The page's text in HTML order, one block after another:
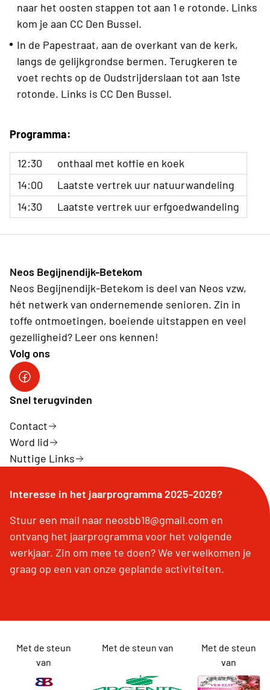
naar het oosten stappen tot aan 1 e rotonde. Links
kom je aan CC Den Bussel.
In de Papestraat, aan de overkant van de kerk,
langs de gelijkgrondse bermen. Terugkeren te
voet rechts op de Oudstrijderslaan tot aan 1ste
rotonde. Links is CC Den Bussel.
Programma:
12:30
onthaal met koffie en koek
14:00
Laatste vertrek uur natuurwandeling
14:30
Laatste vertrek uur erfgoedwandeling
Neos Begijnendijk-Betekom
Neos Begijnendijk-Betekom is deel van Neos vzw,
hét netwerk van ondernemende senioren. Zin in
toffe ontmoetingen, boeiende uitstappen en veel
gezelligheid? Leer ons kennen!
Volg ons
facebookgroep
Snel terugvinden
Contact
Word lid
Nuttige Links
Interesse in het jaarprogramma 2025-2026?
Stuur een mail naar neosbb18@gmail.com en
ontvang het jaarprogramma voor het volgende
werkjaar. Zin om mee te doen? We verwelkomen je
graag op een van onze geplande activiteiten.
Met de steun
van
Met de steun van
Met de steun
van